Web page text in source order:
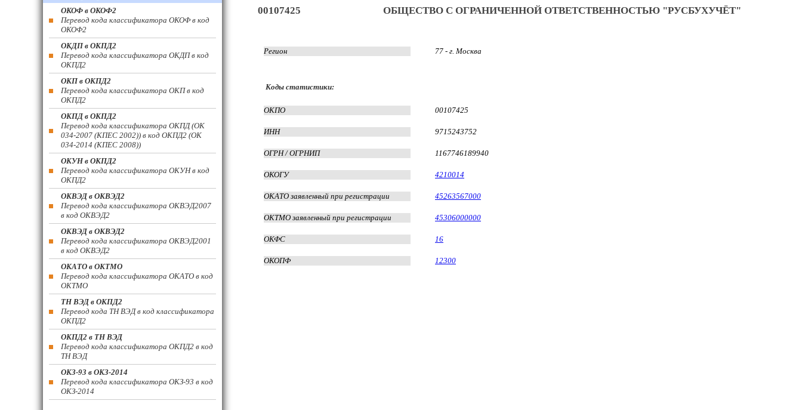
00107425 ОБЩЕСТВО С ОГРАНИЧЕННОЙ ОТВЕТСТВЕННОСТЬЮ "РУСБУХУЧЁТ"
Регион 77 - г. Москва
Коды статистики:
ОКПО 00107425
ИНН 9715243752
ОГРН / ОГРНИП 1167746189940
ОКОГУ 4210014
ОКАТО заявленный при регистрации 45263567000
ОКТМО заявленный при регистрации 45306000000
ОКФС 16
ОКОПФ 12300
ОКОФ в ОКОФ2
Перевод кода классификатора ОКОФ в код
ОКОФ2
ОКДП в ОКПД2
Перевод кода классификатора ОКДП в код
ОКПД2
ОКП в ОКПД2
Перевод кода классификатора ОКП в код
ОКПД2
ОКПД в ОКПД2
Перевод кода классификатора ОКПД (ОК
034-2007 (КПЕС 2002)) в код ОКПД2 (ОК
034-2014 (КПЕС 2008))
ОКУН в ОКПД2
Перевод кода классификатора ОКУН в код
ОКПД2
ОКВЭД в ОКВЭД2
Перевод кода классификатора ОКВЭД2007
в код ОКВЭД2
ОКВЭД в ОКВЭД2
Перевод кода классификатора ОКВЭД2001
в код ОКВЭД2
ОКАТО в ОКТМО
Перевод кода классификатора ОКАТО в код
ОКТМО
ТН ВЭД в ОКПД2
Перевод кода ТН ВЭД в код классификатора
ОКПД2
ОКПД2 в ТН ВЭД
Перевод кода классификатора ОКПД2 в код
ТН ВЭД
ОКЗ-93 в ОКЗ-2014
Перевод кода классификатора ОКЗ-93 в код
ОКЗ-2014